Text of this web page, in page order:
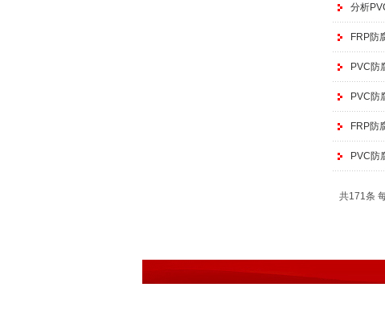
分析
FRP防
PVC防
PVC防
FRP防
PVC防
共171条